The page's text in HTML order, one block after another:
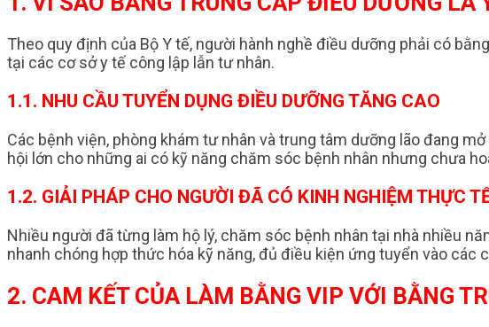
Theo quy định của Bộ Y tế, người hành nghề điều dưỡng phải có
tại các cơ sở y tế công lập lẫn tư nhân.
1.1. NHU CẦU TUYỂN DỤNG ĐIỀU DƯỠNG TĂNG CAO
Các bệnh viện, phòng khám tư nhân và trung tâm dưỡng lão đang
hội lớn cho những ai có kỹ năng chăm sóc bệnh nhân nhưng chưa
1.2. GIẢI PHÁP CHO NGƯỜI ĐÃ CÓ KINH NGHIỆM THỰC
Nhiều người đã từng làm hộ lý, chăm sóc bệnh nhân tại nhà nhiều
nhanh chóng hợp thức hóa kỹ năng, đủ điều kiện ứng tuyển vào các
2. CAM KẾT CỦA LÀM BẰNG VIP VỚI BẰNG